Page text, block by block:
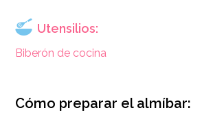
Utensilios:
Biberón de cocina
Cómo preparar el almíbar: